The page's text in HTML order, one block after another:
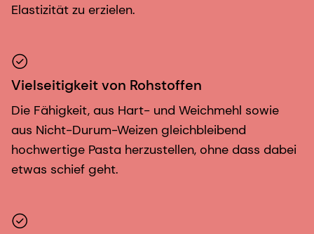
Elastizität zu erzielen.
Vielseitigkeit von Rohstoffen
Die Fähigkeit, aus Hart- und Weichmehl sowie
aus Nicht-Durum-Weizen gleichbleibend
hochwertige Pasta herzustellen, ohne dass dabei
etwas schief geht.